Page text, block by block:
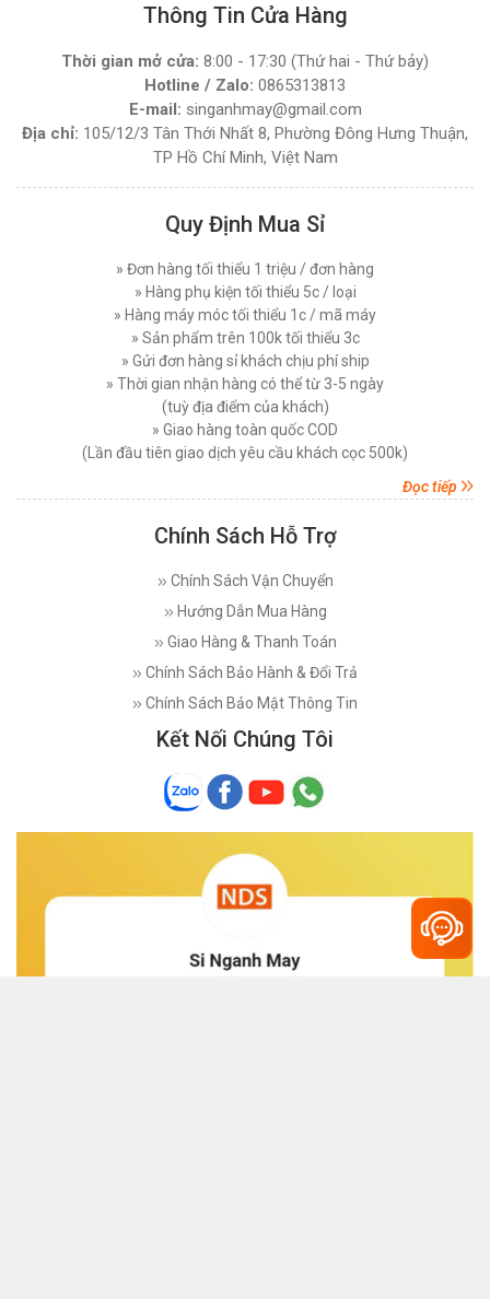
Thông Tin Cửa Hàng
Thời gian mở cửa: 8:00 - 17:30 (Thứ hai - Thứ bảy)
Hotline / Zalo: 0865313813
E-mail: singanhmay@gmail.com
Địa chỉ: 105/12/3 Tân Thới Nhất 8, Phường Đông Hưng Thuận,
TP Hồ Chí Minh, Việt Nam
Chính Sách Hỗ Trợ
Chính Sách Vận Chuyển
Hướng Dẫn Mua Hàng
Giao Hàng & Thanh Toán
Chính Sách Bảo Hành & Đổi Trả
Chính Sách Bảo Mật Thông Tin
Quy Định Mua Sỉ
» Đơn hàng tối thiểu 1 triệu / đơn hàng
» Hàng phụ kiện tối thiểu 5c / loại
» Hàng máy móc tối thiểu 1c / mã máy
» Sản phẩm trên 100k tối thiểu 3c
» Gửi đơn hàng sỉ khách chịu phí ship
» Thời gian nhận hàng có thể từ 3-5 ngày
(tuỳ địa điểm của khách)
» Giao hàng toàn quốc COD
(Lần đầu tiên giao dịch yêu cầu khách cọc 500k)
Đọc tiếp
Kết Nối Chúng Tôi